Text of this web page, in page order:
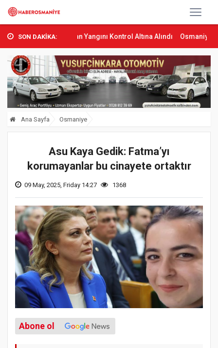
SON DAKİKA:
Orman Yangını Kontrol Altına Alındı Osmaniye’de Tren
Ana Sayfa Osmaniye
Asu Kaya Gedik: Fatma’yı
korumayanlar bu cinayete ortaktır
09 May, 2025, Friday 14:27 1368
Abone ol